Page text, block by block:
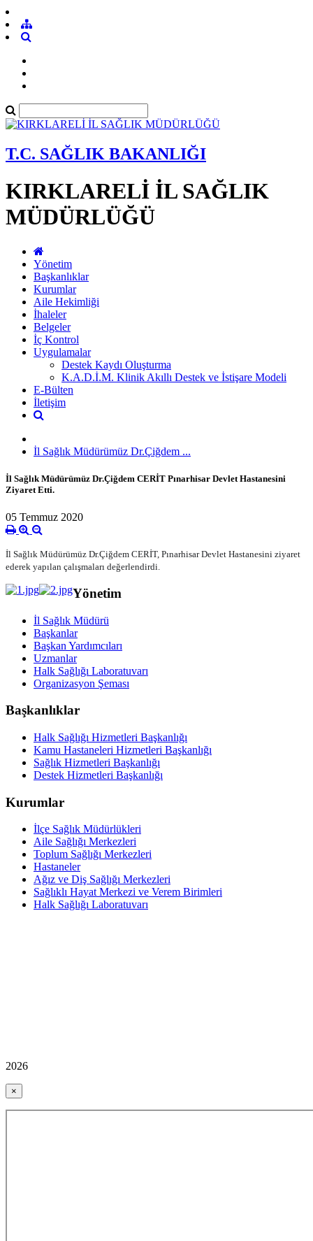
T.C. SAĞLIK BAKANLIĞI
KIRKLARELİ İL SAĞLIK
MÜDÜRLÜĞÜ
Yönetim
Başkanlıklar
Kurumlar
Aile Hekimliği
İhaleler
Belgeler
İç Kontrol
Uygulamalar
Destek Kaydı Oluşturma
K.A.D.İ.M. Klinik Akıllı Destek ve İstişare Modeli
E-Bülten
İletişim
İl Sağlık Müdürümüz Dr.Çiğdem ...
İl Sağlık Müdürümüz Dr.Çiğdem CERİT Pınarhisar Devlet Hastanesini
Ziyaret Etti.
05 Temmuz 2020
İl Sağlık Müdürümüz Dr.Çiğdem CERİT, Pınarhisar Devlet Hastanesini ziyaret
ederek yapılan çalışmaları değerlendirdi.
Yönetim
İl Sağlık Müdürü
Başkanlar
Başkan Yardımcıları
Uzmanlar
Halk Sağlığı Laboratuvarı
Organizasyon Şeması
Başkanlıklar
Halk Sağlığı Hizmetleri Başkanlığı
Kamu Hastaneleri Hizmetleri Başkanlığı
Sağlık Hizmetleri Başkanlığı
Destek Hizmetleri Başkanlığı
Kurumlar
İlçe Sağlık Müdürlükleri
Aile Sağlığı Merkezleri
Toplum Sağlığı Merkezleri
Hastaneler
Ağız ve Diş Sağlığı Merkezleri
Sağlıklı Hayat Merkezi ve Verem Birimleri
Halk Sağlığı Laboratuvarı
2026
×